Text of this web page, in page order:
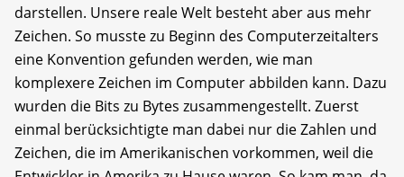
darstellen. Unsere reale Welt besteht aber aus mehr
Zeichen. So musste zu Beginn des Computerzeitalters
eine Konvention gefunden werden, wie man
komplexere Zeichen im Computer abbilden kann. Dazu
wurden die Bits zu Bytes zusammengestellt. Zuerst
einmal berücksichtigte man dabei nur die Zahlen und
Zeichen, die im Amerikanischen vorkommen, weil die